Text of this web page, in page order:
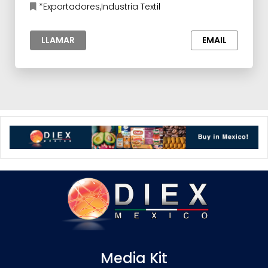
*Exportadores,Industria Textil
LLAMAR EMAIL
Media Kit